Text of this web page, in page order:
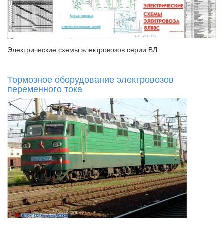
Электрические схемы электровозов серии ВЛ
Тормозное оборудование электровозов
переменного тока